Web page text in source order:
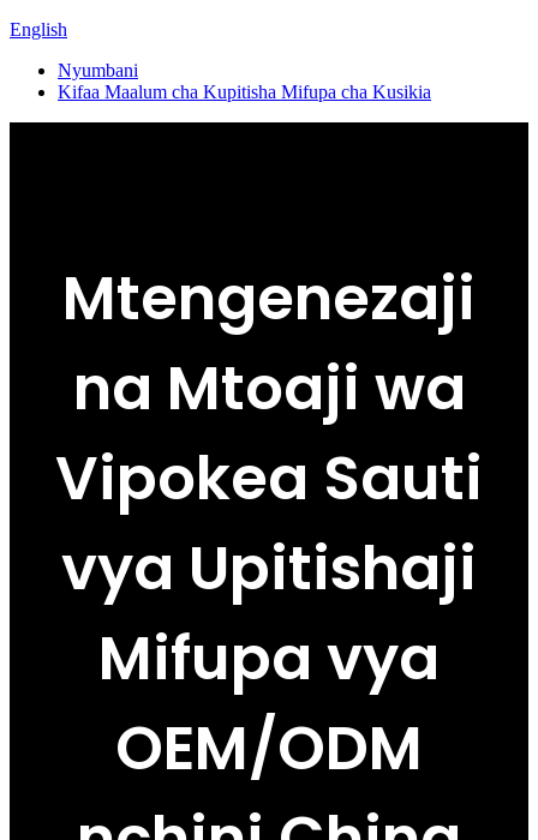
English
Nyumbani
Kifaa Maalum cha Kupitisha Mifupa cha Kusikia
Mtengenezaji
na Mtoaji wa
Vipokea Sauti
vya Upitishaji
Mifupa vya
OEM/ODM